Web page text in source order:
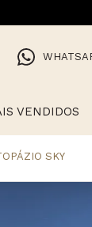
VENDIDOS
SKY